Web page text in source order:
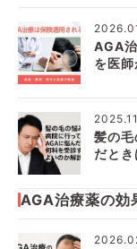
AGA
を医
髪の
だと
AGA治療薬の効